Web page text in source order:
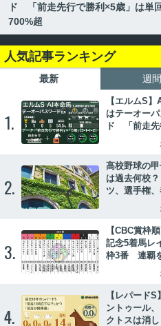
ド 「前走先行で勝利×5歳」は単
700%超
人気記事ランキング
最新 週間
1.
【エルムS
はテーオー
ド 「前走先
2.
高校野球の
は過去何校
ツ、選手権
3.
【CBC賞枠
記念5着馬レ
枠3番 連覇
4.
【レパードS
ントゥール
クトスは消